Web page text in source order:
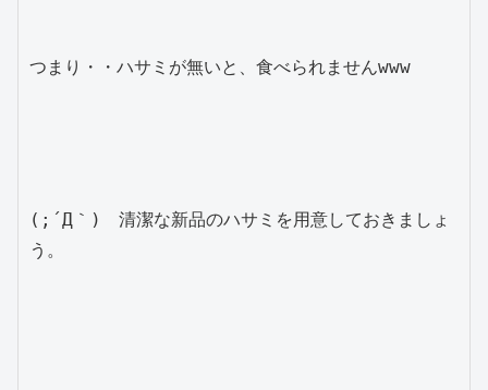
つまり・・ハサミが無いと、食べられませんwww
(;´Д｀)　清潔な新品のハサミを用意しておきましょ
う。